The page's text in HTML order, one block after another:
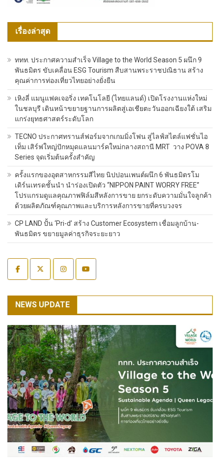
เรื่องล่าสุด
ททท. ประกาศความสำเร็จ Village to the World Season 5 ผนึก 9
พันธมิตร ขับเคลื่อน ESG Tourism สืบสานพระราชปณิธาน สร้าง
คุณค่าการท่องเที่ยวไทยอย่างยั่งยืน
เหิงลี่ แมนูแฟคเจอริ่ง เทคโนโลยี (ไทยแลนด์) เปิดโรงงานแห่งใหม่
ในชลบุรี เดินหน้าขยายฐานการผลิตสู่เอเชียตะวันออกเฉียงใต้ เสริม
แกร่งยุทธศาสตร์ระดับโลก
TECNO ประกาศทรานส์ฟอร์มจากเกมมิ่งโฟน สู่ไลฟ์สไตล์แฟชั่นไอ
เท็ม เสิร์ฟใหญ่ปักหมุดแลนมาร์คใหม่กลางสถานี MRT วาง POVA 8
Series จุดเริ่มต้นครั้งสำคัญ
ครั้งแรกของอุตสาหกรรมสีไทย นิปปอนเพนต์ผนึก 6 พันธมิตรโม
เดิร์นเทรดชั้นนำ นำร่องเปิดตัว “NIPPON PAINT WORRY FREE”
โปรแกรมดูแลคุณภาพฟิล์มสีหลังการขาย ยกระดับความมั่นใจลูกค้า
ด้วยผลิตภัณฑ์คุณภาพและบริการหลังการขายที่ครบวงจร
CP LAND ปั้น ‘Pri-d’ สร้าง Customer Ecosystem เชื่อมลูกบ้าน-
พันธมิตร ขยายมูลค่าธุรกิจระยะยาว
NEWS UPDATE